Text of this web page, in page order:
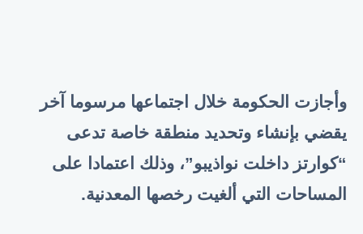
وأجازت الحكومة خلال اجتماعها مرسوما آخر
يقضي بإنشاء وتحديد منطقة خاصة تدعى
“كوارتز داخلت نواذيبو”، وذلك اعتمادا على
المساحات التي ألغيت رخصها المعدنية.